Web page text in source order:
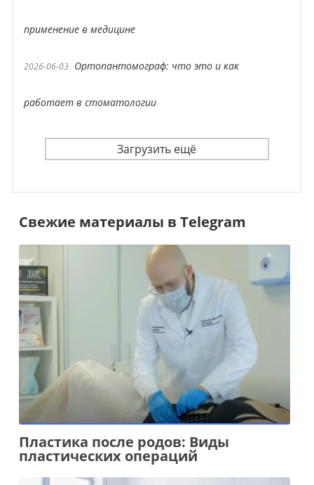
применение в медицине
2026-06-03 Ортопантомограф: что это и как
работает в стоматологии
Загрузить ещё
Свежие материалы в Telegram
Пластика после родов: Виды
пластических операций